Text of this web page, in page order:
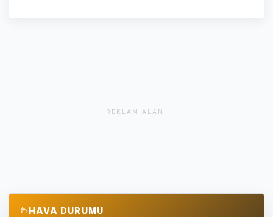
REKLAM ALANI
HAVA DURUMU